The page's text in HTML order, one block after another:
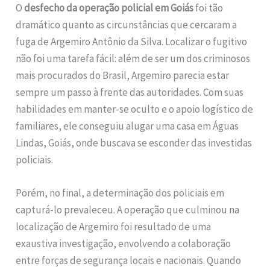
Odesfecho da operação policial em Goiásfoi tão
dramático quanto as circunstâncias que cercaram a
fuga de Argemiro Antônio da Silva. Localizar o fugitivo
não foi uma tarefa fácil: além de ser um dos criminosos
mais procurados do Brasil, Argemiro parecia estar
sempre um passo à frente das autoridades. Com suas
habilidades em manter-se oculto e o apoio logístico de
familiares, ele conseguiu alugar uma casa em Águas
Lindas, Goiás, onde buscava se esconder das investidas
policiais.
Porém, no final, a determinação dos policiais em
capturá-lo prevaleceu. A operação que culminou na
localização de Argemiro foi resultado de uma
exaustiva investigação, envolvendo a colaboração
entre forças de segurança locais e nacionais. Quando